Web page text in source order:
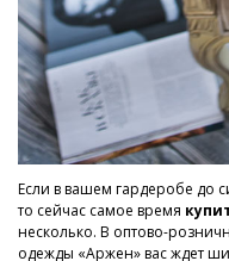
Если в вашем гардеробе до
то сейчас самое время
несколько. В оптово-
одежды «Аржен» вас ждет